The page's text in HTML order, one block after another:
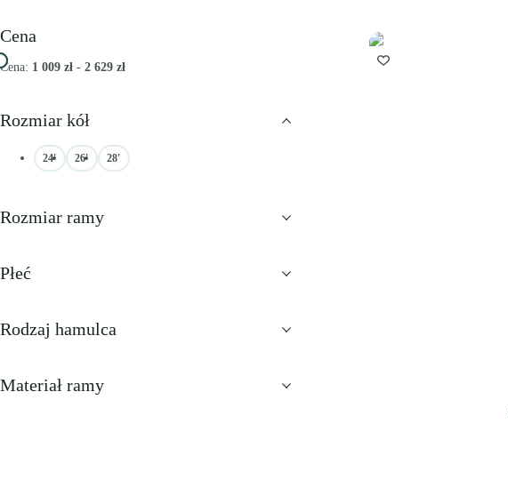
Cena
Cena: 1 009 zł - 2 629 zł
Rozmiar kół
24' 26' 28'
Rozmiar ramy
Płeć
Rodzaj hamulca
Materiał ramy